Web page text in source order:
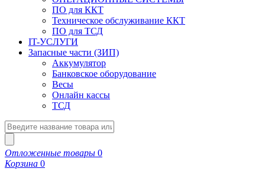
ПО для ККТ
Техническое обслуживание ККТ
ПО для ТСД
IT-УСЛУГИ
Запасные части (ЗИП)
Аккумулятор
Банковское оборудование
Весы
Онлайн кассы
ТСД
Отложенные товары 0
Корзина 0